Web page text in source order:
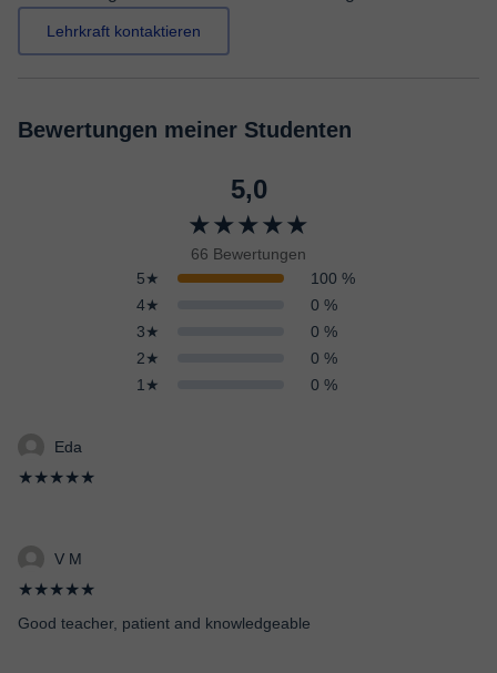
Lehrkraft kontaktieren
Bewertungen meiner Studenten
5,0
★★★★★
66 Bewertungen
5★
100 %
4★
0 %
3★
0 %
2★
0 %
1★
0 %
Eda
★★★★★
V M
★★★★★
Good teacher, patient and knowledgeable